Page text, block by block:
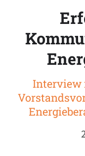
Interview